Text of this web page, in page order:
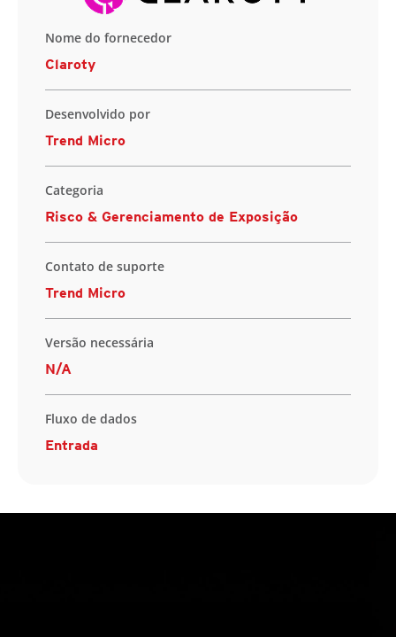
Nome do fornecedor
Claroty
Desenvolvido por
Trend Micro
Categoria
Risco & Gerenciamento de Exposição
Contato de suporte
Trend Micro
Versão necessária
N/A
Fluxo de dados
Entrada